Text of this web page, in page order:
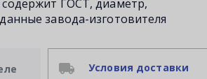
содержит ГОСТ, диаметр,
завода-изготовителя
Условия доставки